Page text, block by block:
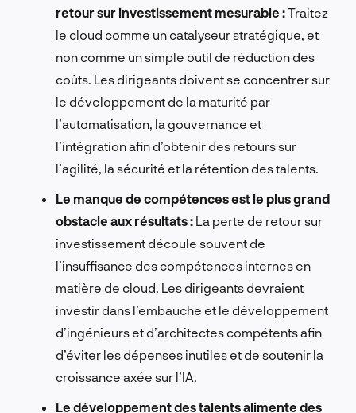
retour sur investissement mesurable :Traitez
le cloud comme un catalyseur stratégique, et
non comme un simple outil de réduction des
coûts. Les dirigeants doivent se concentrer sur
le développement de la maturité par
l’automatisation, la gouvernance et
l’intégration afin d’obtenir des retours sur
l’agilité, la sécurité et la rétention des talents.
Le manque de compétences est le plus grand
obstacle aux résultats : La perte de retour sur
investissement découle souvent de
l’insuffisance des compétences internes en
matière de cloud. Les dirigeants devraient
investir dans l’embauche et le développement
d’ingénieurs et d’architectes compétents afin
d’éviter les dépenses inutiles et de soutenir la
croissance axée sur l’IA.
Le développement des talents alimente des